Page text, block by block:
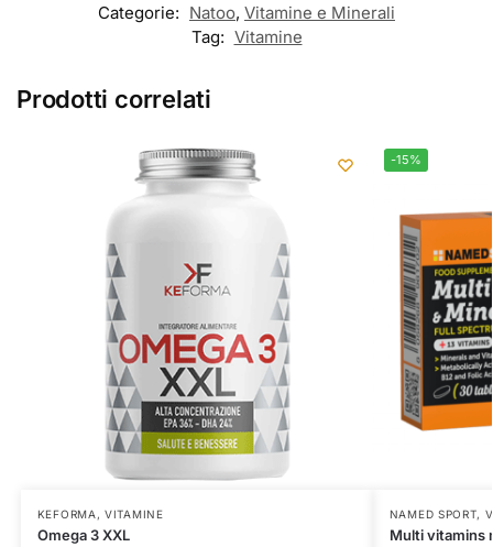
Categorie: Natoo, Vitamine e Minerali
Tag: Vitamine
Prodotti correlati
KEFORMA ,VITAMINE
Omega 3 XXL
-15%
NAMED SPORT,
Multi vitamins